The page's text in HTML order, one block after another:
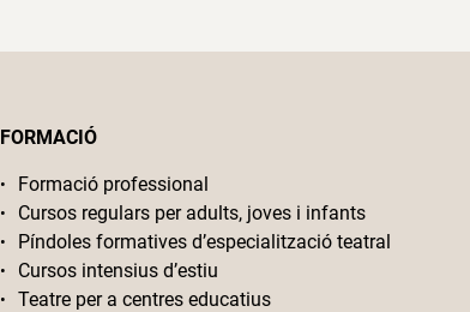
FORMACIÓ
Formació professional
Cursos regulars per adults, joves i infants
Píndoles formatives d’especialització teatral
Cursos intensius d’estiu
Teatre per a centres educatius